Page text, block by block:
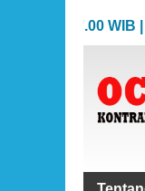
17.00 WIB | Hub